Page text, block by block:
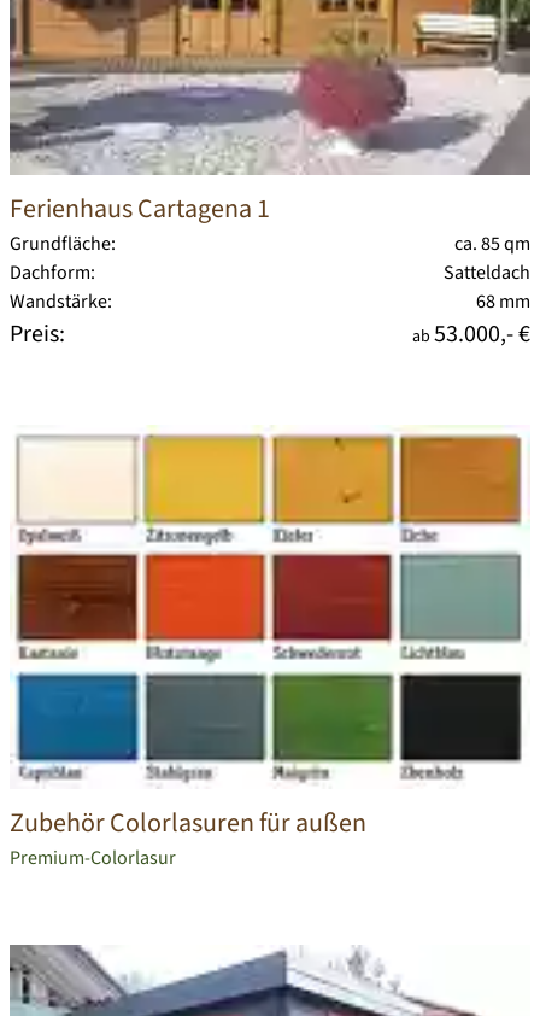
Ferienhaus Cartagena 1
Grundfläche:
ca. 85 qm
Dachform:
Satteldach
Wandstärke:
68 mm
Preis: ab 53.000,- €
Zubehör Colorlasuren für außen
Premium-Colorlasur